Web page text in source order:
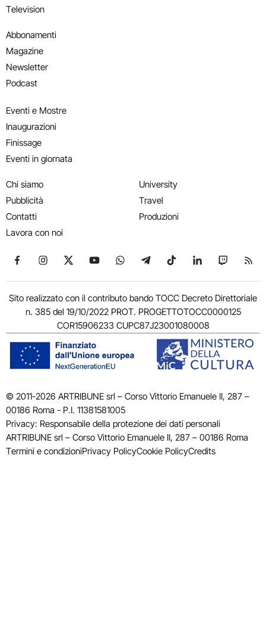
Television
Abbonamenti
Magazine
Newsletter
Podcast
Eventi e Mostre
Inaugurazioni
Finissage
Eventi in giornata
Chi siamo
Pubblicità
Contatti
Lavora con noi
University
Travel
Produzioni
Seguici su Facebook
Seguici su Instagram
Seguici su X
Seguici su YouTube
Seguici su WhatsApp
Seguici su Telegram
Seguici su TikTok
Seguici su
Seguici
Sito realizzato con il contributo bando TOCC Decreto Direttoriale
n. 385 del 19/10/2022 PROT. PROGETTOTOCC0000125
COR15906233 CUPC87J23001080008
© 2011-2026 ARTRIBUNE srl – Corso Vittorio Emanuele II, 287 –
00186 Roma - P.I. 11381581005
Privacy: Responsabile della protezione dei dati personali
ARTRIBUNE srl – Corso Vittorio Emanuele II, 287 – 00186 Roma
Termini e condizioniPrivacy PolicyCookie PolicyCredits